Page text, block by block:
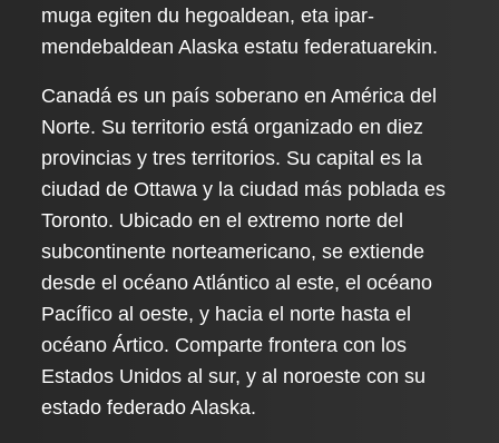
muga egiten du hegoaldean, eta ipar-
mendebaldean Alaska estatu federatuarekin.
Canadá es un país soberano en América del
Norte. Su territorio está organizado en diez
provincias y tres territorios. Su capital es la
ciudad de Ottawa y la ciudad más poblada es
Toronto. Ubicado en el extremo norte del
subcontinente norteamericano, se extiende
desde el océano Atlántico al este, el océano
Pacífico al oeste, y hacia el norte hasta el
océano Ártico. Comparte frontera con los
Estados Unidos al sur, y al noroeste con su
estado federado Alaska.